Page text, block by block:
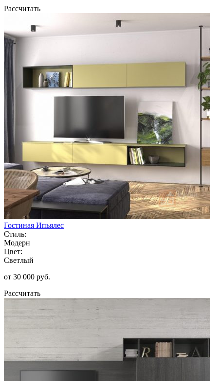
Рассчитать
Гостиная Ипьялес
Стиль:
Модерн
Цвет:
Светлый
от 30 000 руб.
Рассчитать